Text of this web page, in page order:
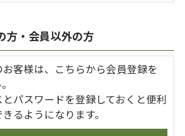
方・会員以外の方
客様は、こちらから会員登録を
パスワードを登録しておくと便利
るようになります。